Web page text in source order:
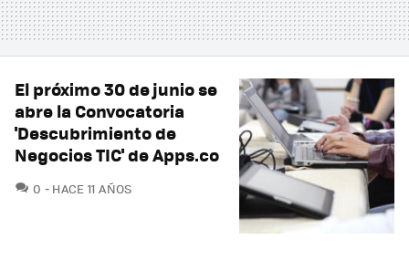
El próximo 30 de junio se
abre la Convocatoria
'Descubrimiento de
Negocios TIC' de Apps.co
0 COMENTARIOS
HACE 11 AÑOS